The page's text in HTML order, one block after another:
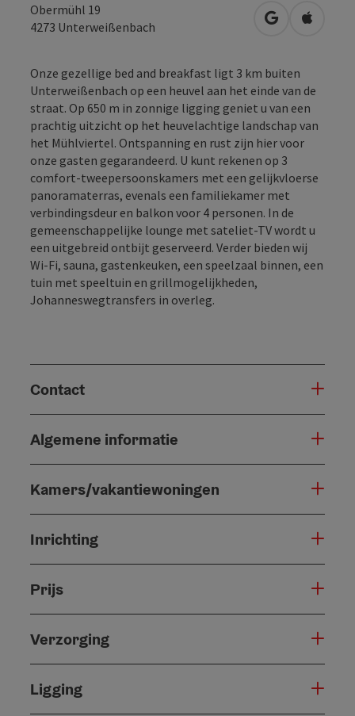
Obermühl 19
4273 Unterweißenbach Openen in
Onze gezellige bed and breakfast ligt 3 km buiten
Unterweißenbach op een heuvel aan het einde van de
straat. Op 650 m in zonnige ligging geniet u van een
prachtig uitzicht op het heuvelachtige landschap van
het Mühlviertel. Ontspanning en rust zijn hier voor
onze gasten gegarandeerd. U kunt rekenen op 3
comfort-tweepersoonskamers met een gelijkvloerse
panoramaterras, evenals een familiekamer met
verbindingsdeur en balkon voor 4 personen. In de
gemeenschappelijke lounge met sateliet-TV wordt u
een uitgebreid ontbijt geserveerd. Verder bieden wij
Wi-Fi, sauna, gastenkeuken, een speelzaal binnen, een
tuin met speeltuin en grillmogelijkheden,
Johanneswegtransfers in overleg.
Contact
Algemene informatie
Kamers/vakantiewoningen
Inrichting
Prijs
Verzorging
Ligging